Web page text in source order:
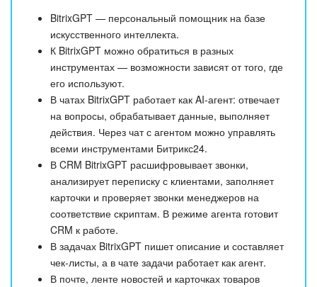
BitrixGPT — персональный помощник на базе
искусственного интеллекта.
К BitrixGPT можно обратиться в разных
инструментах — возможности зависят от того, где
его используют.
В чатах BitrixGPT работает как AI-агент: отвечает
на вопросы, обрабатывает данные, выполняет
действия. Через чат с агентом можно управлять
всеми инструментами Битрикс24.
В CRM BitrixGPT расшифровывает звонки,
анализирует переписку с клиентами, заполняет
карточки и проверяет звонки менеджеров на
соответствие скриптам. В режиме агента готовит
CRM к работе.
В задачах BitrixGPT пишет описание и составляет
чек-листы, а в чате задачи работает как агент.
В почте, ленте новостей и карточках товаров